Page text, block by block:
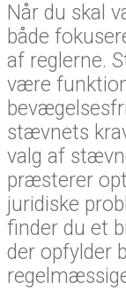
Når du skal
både
af reglerne.
være
stævnets
valg af
præsterer
juridiske
finder du et
der opfylder